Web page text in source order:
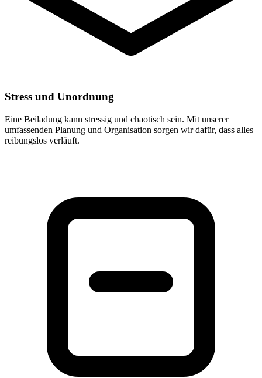
Stress und Unordnung
Eine Beiladung kann stressig und chaotisch sein. Mit unserer
umfassenden Planung und Organisation sorgen wir dafür, dass alles
reibungslos verläuft.